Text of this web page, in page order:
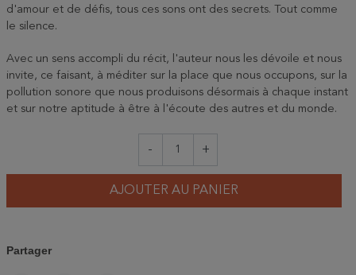
d'amour et de défis, tous ces sons ont des secrets. Tout comme
le silence.
Avec un sens accompli du récit, l'auteur nous les dévoile et nous
invite, ce faisant, à méditer sur la place que nous occupons, sur la
pollution sonore que nous produisons désormais à chaque instant
et sur notre aptitude à être à l'écoute des autres et du monde.
- +
AJOUTER AU PANIER
Partager